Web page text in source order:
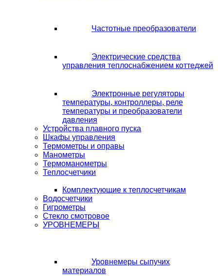
Частотные преобразователи
Электрические средства
управления теплоснабжением коттеджей
Электронные регуляторы
температуры, контроллеры, реле
температуры и преобразователи
давления
Устройства плавного пуска
Шкафы управления
Термометры и оправы
Манометры
Термоманометры
Теплосчетчики
Комплектующие к теплосчетчикам
Водосчетчики
Гигрометры
Стекло смотровое
УРОВНЕМЕРЫ
Уровнемеры сыпучих
материалов